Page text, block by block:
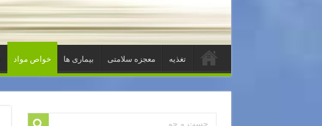
تغذیه معجزه سلامتی بیماری ها خواص مواد